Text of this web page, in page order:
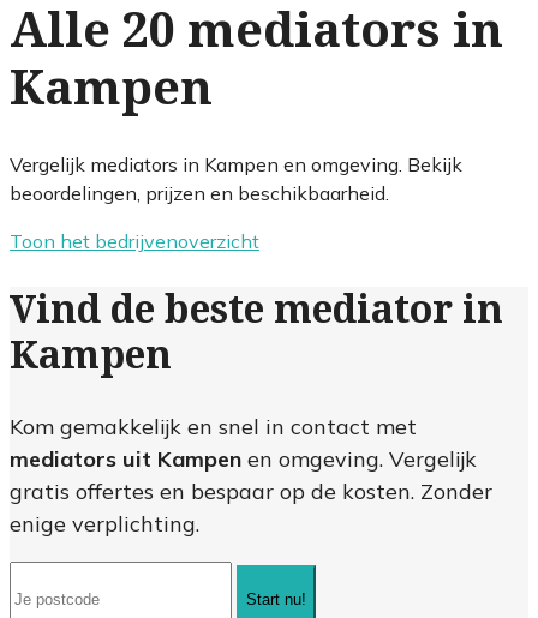
Alle 20 mediators in
Kampen
Vergelijk mediators in Kampen en omgeving. Bekijk
beoordelingen, prijzen en beschikbaarheid.
Toon het bedrijvenoverzicht
Vind de beste mediator in
Kampen
Kom gemakkelijk en snel in contact met
mediators uit Kampen en omgeving. Vergelijk
gratis offertes en bespaar op de kosten. Zonder
enige verplichting.
Start nu!